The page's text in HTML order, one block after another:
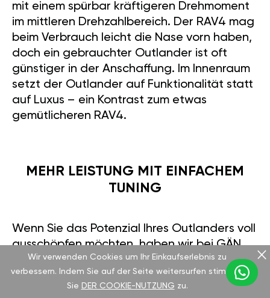
mit einem spürbar kräftigeren Drehmoment
im mittleren Drehzahlbereich. Der RAV4 mag
beim Verbrauch leicht die Nase vorn haben,
doch ein gebrauchter Outlander ist oft
günstiger in der Anschaffung. Im Innenraum
setzt der Outlander auf Funktionalität statt
auf Luxus – ein Kontrast zum etwas
gemütlicheren RAV4.
MEHR LEISTUNG MIT EINFACHEM
TUNING
Wenn Sie das Potenzial Ihres Outlanders voll
ausschöpfen möchten, haben wir bei GÄN
Tuning die perfekte Lösung für Sie. Unser
GAN GT-Modul lässt sich in unter 15 Minuten
einbauen und steigert die Leistung um bis zu
Wir verwenden Cookies um Ihr Einkaufserlebnis zu
verbessern. Indem Sie auf der Seite weitersurfen stimmen
Sie DER COOKIE-NUTZUNG zu.